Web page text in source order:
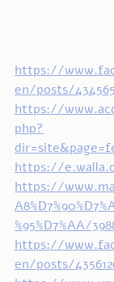
https://
en/posts/
https://
php?
https://
https://
%95%D7%AA/
https://
en/posts/